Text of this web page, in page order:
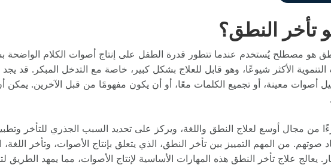
تأخر النطق؟
هو مصطلح يُستخدم عندما تتطور قدرة الطفل على إنتاج أصوات الكلام الواضحة
التنموية الأكثر شيوعًا، وهو قابل للعلاج بشكل كبير، خاصة مع التدخل المبكر. قد
أصوات معينة، أو تجميع الكلمات معًا، أو أن يكون مفهومًا من قبل الآخرين. يمكن
من مجال أوسع لعلاج النطق واللغة، ويركز على تحديد السبب الجذري للتأخر
صوتهم. من المهم التمييز بين تأخر النطق، الذي يتعلق بإنتاج الأصوات، وتأخر
يعالج علاج تأخر النطق هذه المهارات الأساسية لإنتاج الأصوات، مما يمهد